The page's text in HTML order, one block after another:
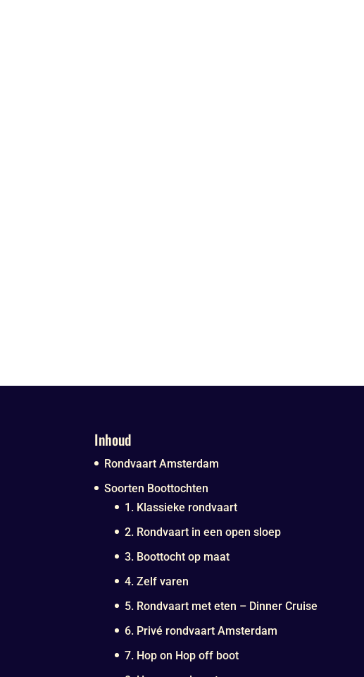
Inhoud
Rondvaart Amsterdam
Soorten Boottochten
1. Klassieke rondvaart
2. Rondvaart in een open sloep
3. Boottocht op maat
4. Zelf varen
5. Rondvaart met eten – Dinner Cruise
6. Privé rondvaart Amsterdam
7. Hop on Hop off boot